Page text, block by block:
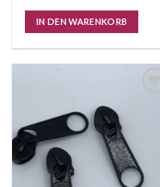
IN DEN WARENKORB
Wunschliste